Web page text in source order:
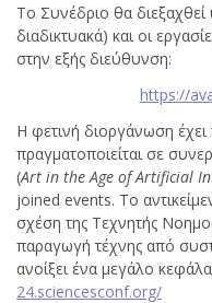
Το Συνέδριο θα διεξαχθεί
διαδικτυακά) και οι
στην εξής διεύθυνση:
https://
Η φετινή διοργάνωση έχει
πραγματοποιείται σε
(Art in theAge ofArtificial
joined events. Το
σχέση της Τεχνητής
παραγωγή τέχνης από
ανοίξει ένα μεγάλο
24.sciencesconf.org/